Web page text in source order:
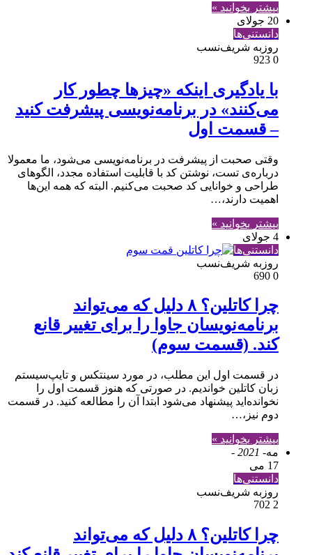
بیشتر بخوانید »
20 جولای
دانستنی‌ها
روزبه شریف‌نسب
0
با یادگیری اینکه «چیزها چطور کار
می‌کنند» در برنامه‌نویسی پیشرفت کنید
– قسمت اول
وقتی صحبت از پیشرفت در برنامه‌نویسی می‌شود، ما معمولا
درباره‌ی تست، نوشتن کد با قابلیت استفاده مجدد، الگوهای
طراحی و خوانایی کد صحبت می‌کنیم. البته که همه این‌ها
اهمیت دارند،…
بیشتر بخوانید »
4 جولای
دانستنی‌ها
روزبه شریف‌نسب
0
چرا کاتلین؟ ۸ دلیل که می‌تواند
برنامه‌نویسان جاوا را برای تغییر قانع
کند. (قسمت سوم)
در قسمت اول این مطلب، در مورد سینتکس و تایپ‌سیستم
زبان کاتلین خواندیم. در صورتی که هنوز قسمت اول را
نخوانده‌اید پیشنهاد می‌شود ابتدا آن را مطالعه کنید. در قسمت
دوم نیز،…
بیشتر بخوانید »
مه- 2021 -
17 می
دانستنی‌ها
روزبه شریف‌نسب
2
چرا کاتلین؟ ۸ دلیل که می‌تواند